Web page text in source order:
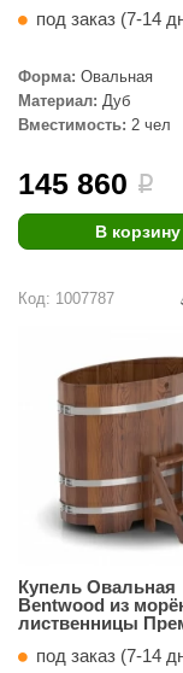
под заказ (7-14
Форма: Овальная
Материал: Дуб
Вместимость: 2 чел
145 860 i
В корзину
Код: 1007787
Купель Овальная
Bentwood из
лиственницы
под заказ (7-14